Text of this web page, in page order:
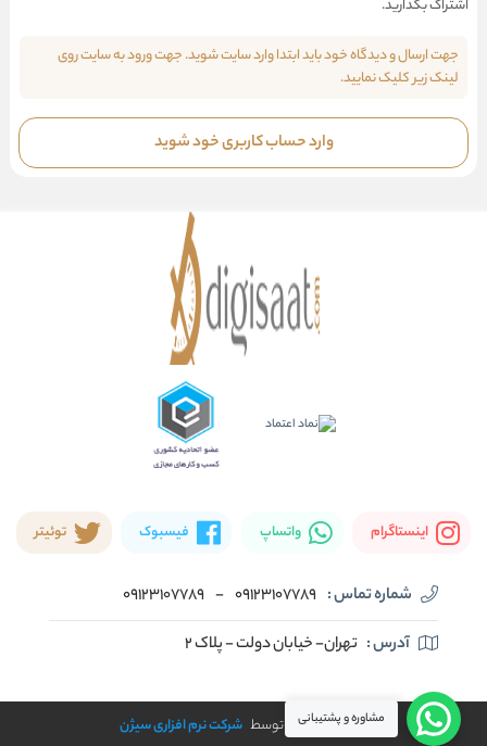
اشتراک بگذارید.
جهت ارسال و دیدگاه خود باید ابتدا وارد سایت شوید. جهت ورود به سایت روی
لینک زیر کلیک نمایید.
وارد حساب کاربری خود شوید
اینستاگرام واتساپ فیسبوک توئیتر
شماره تماس : 09123107789
-
09123107789
آدرس : تهران- خیابان دولت - پلاک ۲
طراحی و توسعه توسط شرکت نرم افزاری سیژن مشاوره و پشتیبانی